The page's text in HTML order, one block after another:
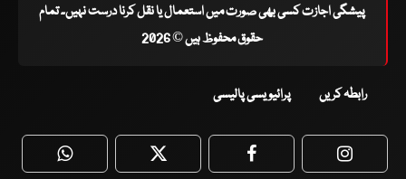
پیشگی اجازت کسی بھی صورت میں استعمال یا نقل کرنا درست نہیں۔ تمام
حقوق محفوظ ہیں © 2026
رابطہ کریں پرائیویسی پالیسی
WhatsApp Twitter Facebook